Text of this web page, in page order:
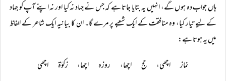
ہاں جواب دہ ہوں گے، انہیں یہ بتایا جاتا ہے کہ جس نے جہاد نہ کیا اور نہ اپنے آپ کو جہاد
کے لیے تیار کیا، وہ منافقت کے ایک شعبے پر مرے گا۔ ان کا بیانیہ ایک شاعر کے الفاظ
میں یہ ہوتا ہے:
نماز اچھی، حج اچھا، روزہ اچھا، زکوٰۃ اچھی